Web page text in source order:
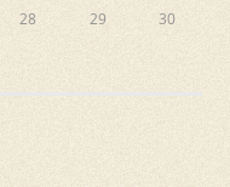
28 29 30